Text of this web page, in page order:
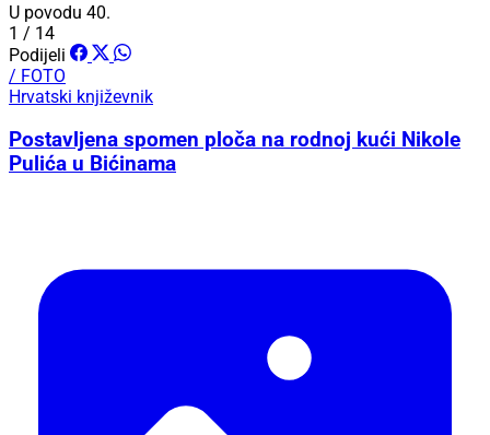
U povodu 40.
1 / 14
Podijeli
/ FOTO
Hrvatski književnik
Postavljena spomen ploča na rodnoj kući Nikole
Pulića u Bićinama